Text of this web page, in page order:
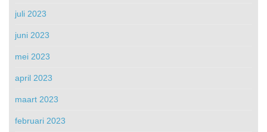
juli 2023
juni 2023
mei 2023
april 2023
maart 2023
februari 2023